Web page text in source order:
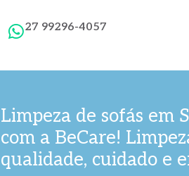
27 99296-4057
Limpeza de sofás em
com a BeCare!
qualidade, cuidado e